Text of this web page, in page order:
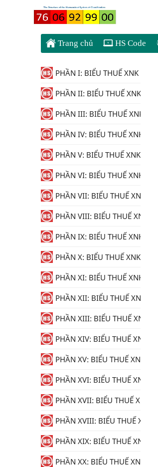
Trang chủ HS Code
PHẦN I: BIỂU THUẾ XNK
PHẦN II: BIỂU THUẾ XNK
PHẦN III: BIỂU THUẾ XNK
PHẦN IV: BIỂU THUẾ XNK
PHẦN V: BIỂU THUẾ XNK
PHẦN VI: BIỂU THUẾ XNK
PHẦN VII: BIỂU THUẾ XNK
PHẦN VIII: BIỂU THUẾ XNK
PHẦN IX: BIỂU THUẾ XNK
PHẦN X: BIỂU THUẾ XNK
PHẦN XI: BIỂU THUẾ XNK
PHẦN XII: BIỂU THUẾ XNK
PHẦN XIII: BIỂU THUẾ XNK
PHẦN XIV: BIỂU THUẾ XNK
PHẦN XV: BIỂU THUẾ XNK
PHẦN XVI: BIỂU THUẾ XNK
PHẦN XVII: BIỂU THUẾ XNK
PHẦN XVIII: BIỂU THUẾ XNK
PHẦN XIX: BIỂU THUẾ XNK
PHẦN XX: BIỂU THUẾ XNK